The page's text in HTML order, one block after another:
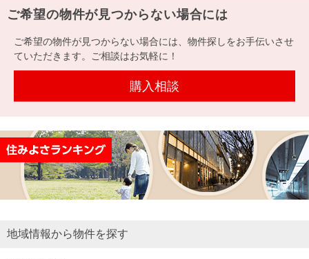
ンを
探す
一戸
建て
す
用
物
件
を
す
件を
探す
定
談
売却
金額
試算
売却向け
周辺相場
住まい1プ
経営ビジ
ョン
組織図
役員一
沿革
本社地
図
（電子ブ
ック版）
提携企業にお勤めの方
閉じる
ご希望の物件が見つからない場合には
ご希望の物件が見つからない場合には、物件探しをお手伝いさせ
ていただきます。ご相談はお気軽に！
購入相談
地域情報から物件を探す